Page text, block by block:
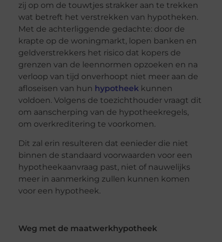
zij op om de touwtjes strakker aan te trekken
wat betreft het verstrekken van hypotheken.
Met de achterliggende gedachte: door de
krapte op de woningmarkt, lopen banken en
geldverstrekkers het risico dat kopers de
grenzen van de leennormen opzoeken en na
verloop van tijd onverhoopt niet meer aan de
afloseisen van hun hypotheekkunnen
voldoen. Volgens de toezichthouder vraagt dit
om aanscherping van de hypotheekregels,
om overkreditering te voorkomen.
Dit zal erin resulteren dat eenieder die niet
binnen de standaard voorwaarden voor een
hypotheekaanvraag past, niet of nauwelijks
meer in aanmerking zullen kunnen komen
voor een hypotheek.
Weg met de maatwerkhypotheek